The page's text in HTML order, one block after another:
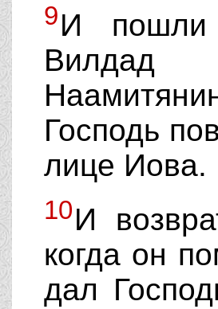
9И пошли
Вилдад
Господь
лице Иова.
10И
когда он
дал